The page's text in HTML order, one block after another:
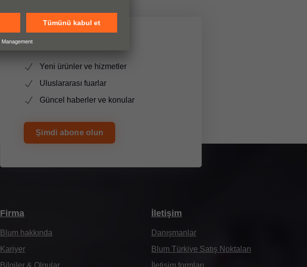
Yeni ürünler ve hizmetler
Uluslararası fuarlar
Güncel haberler ve konular
Şimdi abone olun
Firma
Blum hakkında
Kariyer
Bilgiler & Olgular
İletişim
Danışmanlar
Blum Türkiye Satış Noktaları
İletişim formları